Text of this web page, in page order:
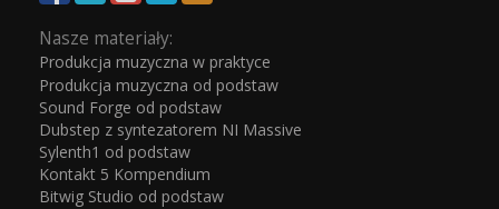
Nasze materiały:
Produkcja muzyczna w praktyce
Produkcja muzyczna od podstaw
Sound Forge od podstaw
Dubstep z syntezatorem NI Massive
Sylenth1 od podstaw
Kontakt 5 Kompendium
Bitwig Studio od podstaw